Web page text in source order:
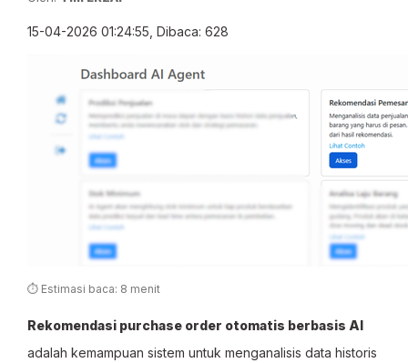
15-04-2026 01:24:55, Dibaca: 628
⏱ Estimasi baca: 8 menit
Rekomendasi purchase order otomatis berbasis AI
adalah kemampuan sistem untuk menganalisis data historis